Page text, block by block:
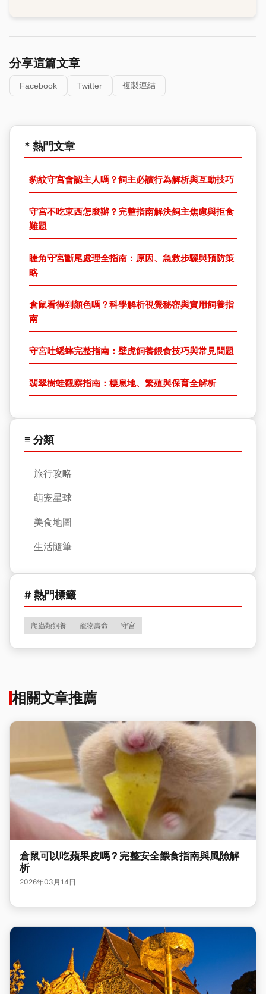
分享這篇文章
Facebook Twitter 複製連結
* 熱門文章
豹紋守宮會認主人嗎？飼主必讀行為解析與互動技巧
守宮不吃東西怎麼辦？完整指南解決飼主焦慮與拒食
難題
睫角守宮斷尾處理全指南：原因、急救步驟與預防策
略
倉鼠看得到顏色嗎？科學解析視覺秘密與實用飼養指
南
守宮吐蟋蟀完整指南：壁虎飼養餵食技巧與常見問題
翡翠樹蛙觀察指南：棲息地、繁殖與保育全解析
≡ 分類
旅行攻略
萌宠星球
美食地圖
生活隨筆
# 熱門標籤
爬蟲類飼養 寵物壽命 守宮
相關文章推薦
倉鼠可以吃蘋果皮嗎？完整安全餵食指南與風險解
析
2026年03月14日